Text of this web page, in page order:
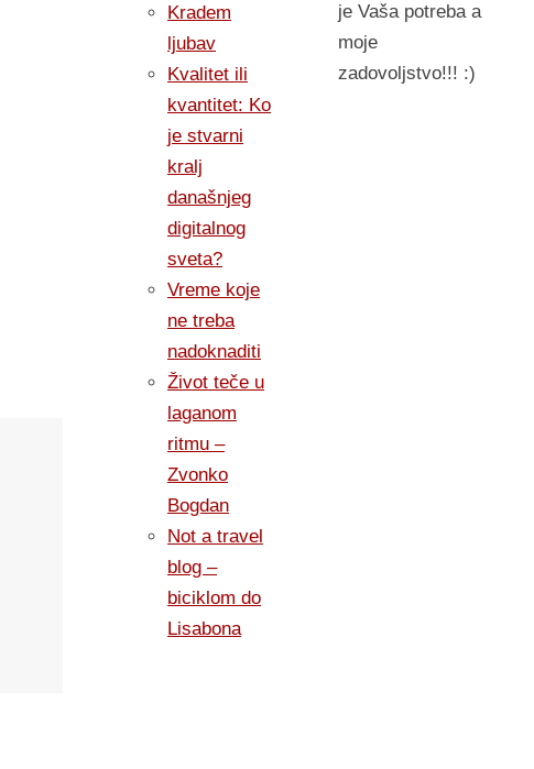
Kradem
ljubav
Kvalitet ili
kvantitet: Ko
je stvarni
kralj
današnjeg
digitalnog
sveta?
Vreme koje
ne treba
nadoknaditi
Život teče u
laganom
ritmu –
Zvonko
Bogdan
Not a travel
blog –
biciklom do
Lisabona
je Vaša potreba a
moje
zadovoljstvo!!! :)